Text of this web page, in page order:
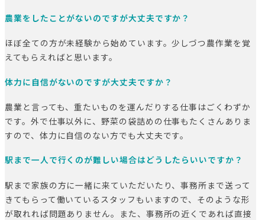
農業をしたことがないのですが大丈夫ですか？
ほぼ全ての方が未経験から始めています。少しづつ農作業を覚
えてもらえればと思います。
体力に自信がないのですが大丈夫ですか？
農業と言っても、重たいものを運んだりする仕事はごくわずか
です。外で仕事以外に、野菜の袋詰めの仕事もたくさんありま
すので、体力に自信のない方でも大丈夫です。
駅まで一人で行くのが難しい場合はどうしたらいいですか？
駅まで家族の方に一緒に来ていただいたり、事務所まで送って
きてもらって働いているスタッフもいますので、そのような形
が取れれば問題ありません。また、事務所の近くであれば直接